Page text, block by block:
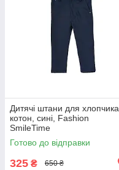
Дитячі штани для хлопчика
котон, сині, Fashion
SmileTime
Готово до відправки
325 ₴ 650 ₴